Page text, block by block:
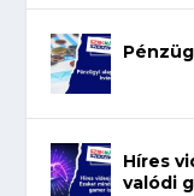
Híres
valódi